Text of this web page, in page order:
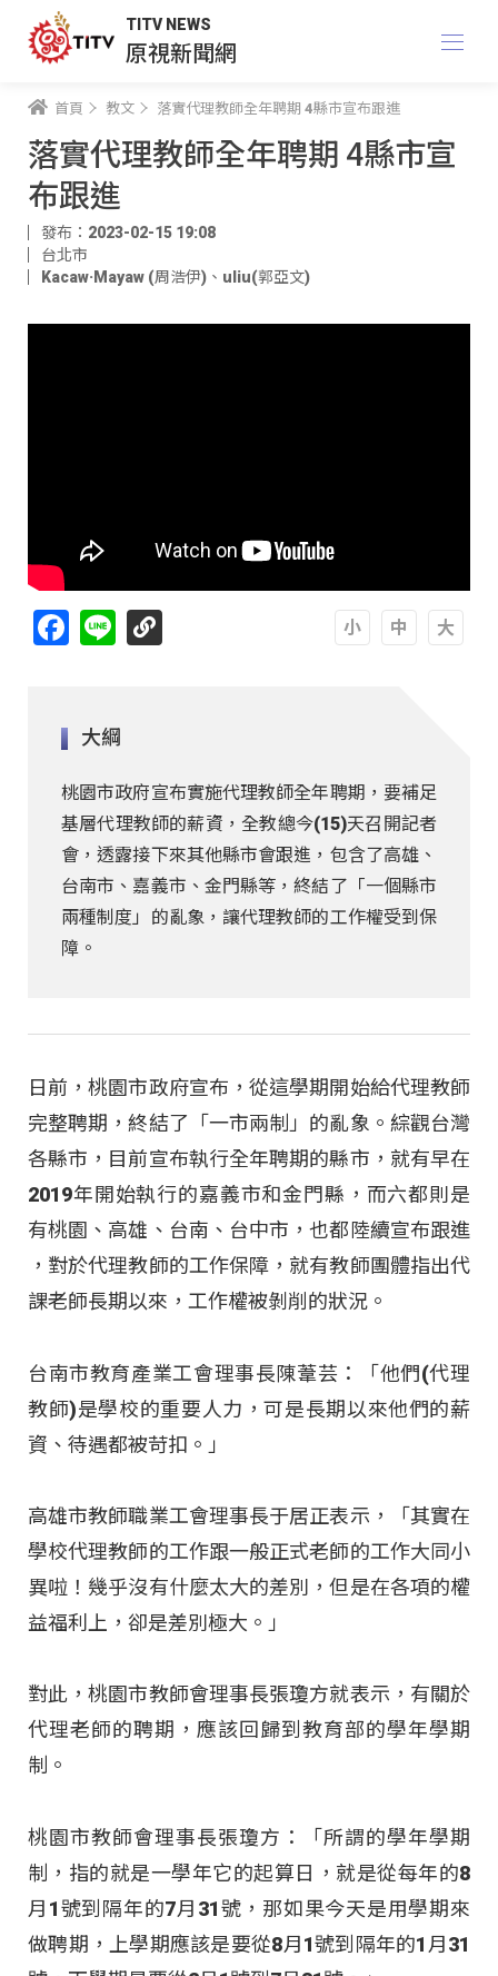
TITV NEWS
原視新聞網
首頁 教文 落實代理教師全年聘期 4縣市宣布跟進
落實代理教師全年聘期 4縣市宣
布跟進
發布：2023-02-15 19:08
台北市
Kacaw·Mayaw (周浩伊) 、 uliu(郭亞文)
Facebook
Line
大綱
桃園市政府宣布實施代理教師全年聘期，要補足
基層代理教師的薪資，全教總今(15)天召開記者
會，透露接下來其他縣市會跟進，包含了高雄、
台南市、嘉義市、金門縣等，終結了「一個縣市
兩種制度」的亂象，讓代理教師的工作權受到保
障。
日前，桃園市政府宣布，從這學期開始給代理教師
完整聘期，終結了「一市兩制」的亂象。綜觀台灣
各縣市，目前宣布執行全年聘期的縣市，就有早在
2019年開始執行的嘉義市和金門縣，而六都則是
有桃園、高雄、台南、台中市，也都陸續宣布跟進
，對於代理教師的工作保障，就有教師團體指出代
課老師長期以來，工作權被剝削的狀況。
台南市教育產業工會理事長陳葦芸：「他們(代理
教師)是學校的重要人力，可是長期以來他們的薪
資、待遇都被苛扣。」
高雄市教師職業工會理事長于居正表示，「其實在
學校代理教師的工作跟一般正式老師的工作大同小
異啦！幾乎沒有什麼太大的差別，但是在各項的權
益福利上，卻是差別極大。」
對此，桃園市教師會理事長張瓊方就表示，有關於
代理老師的聘期，應該回歸到教育部的學年學期
制。
桃園市教師會理事長張瓊方：「所謂的學年學期
制，指的就是一學年它的起算日，就是從每年的8
月1號到隔年的7月31號，那如果今天是用學期來
做聘期，上學期應該是要從8月1號到隔年的1月31